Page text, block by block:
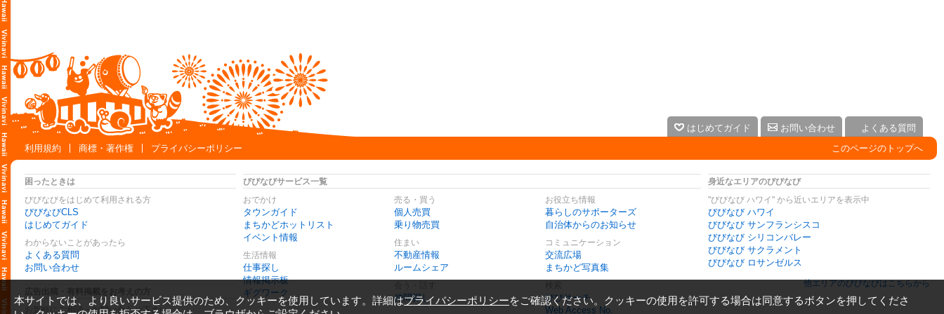
はじめてガイド お問い合わせ
よくある質問
利用規約
商標・著作権 プライバシーポリシー このページのトップへ
困ったときは
びびなびをはじめて利用される方
びびなびCLS
はじめてガイド
わからないことがあったら
よくある質問
お問い合わせ
お気軽にご相談・お問い合わせ下さい
びびなびサービス一覧
おでかけ
タウンガイド
まちかどホットリスト
イベント情報
生活情報
仕事探し
情報掲示板
ギグワーク
売る・買う
個人売買
乗り物売買
住まい
不動産情報
ルームシェア
仲間探し
お役立ち情報
暮らしのサポーターズ
自治体からのお知らせ
コミュニケーション
交流広場
まちかど写真集
びびサーチ
Web Access No.
身近なエリアのびびなび
"びびなび ハワイ" から近いエリアを表示中
びびなび ハワイ
びびなび サンフランシスコ
びびなび シリコンバレー
びびなび サクラメント
びびなび ロサンゼルス
他エリアのびびなびはこちらから
本サイトでは、より良いサービス提供のため、クッキーを使用しています。詳細はプライバシーポリシーをご確認ください。クッキーの使用を許可する場合は同意するボタンを押してくださ